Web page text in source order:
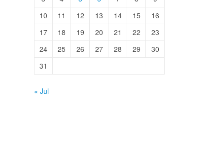
10
11 12 13 14 15
16
17
18 19 20 21 22
23
24
25 26 27 28 29
30
31
« Jul